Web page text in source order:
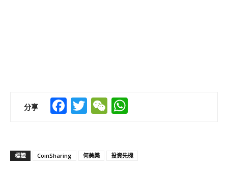
分享 Facebook
TwitterWeChat
標籤 CoinSharing 何美樂 投資先機